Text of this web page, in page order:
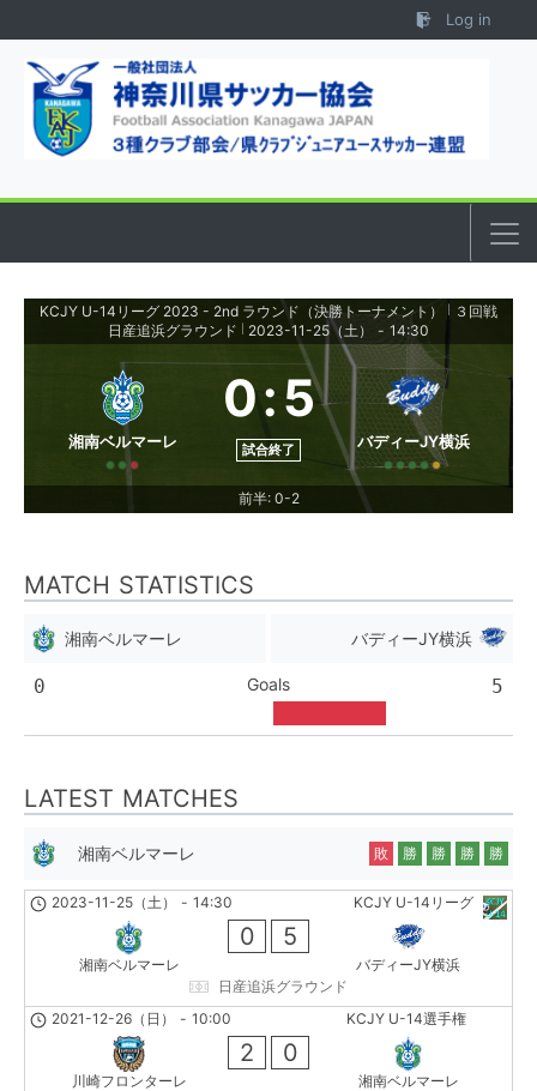
Log in
KCJY U-14リーグ 2023 - 2nd ラウンド（決勝トーナメント）
３回戦
日産追浜グラウンド
2023-11-25（土） - 14:30
湘南ベルマーレ
0:5
試合終了 バディーJY横浜
前半: 0-2
MATCH STATISTICS
湘南ベルマーレ バディーJY横浜
0 Goals 5
LATEST MATCHES
湘南ベルマーレ 敗 勝 勝 勝 勝
KCJY U-14リーグ
2023-11-25（土） - 14:30
湘南ベルマーレ
0 5
バディーJY横浜
日産追浜グラウンド
KCJY U-14選手権
2021-12-26（日） - 10:00
川崎フロンターレ
2 0
湘南ベルマーレ